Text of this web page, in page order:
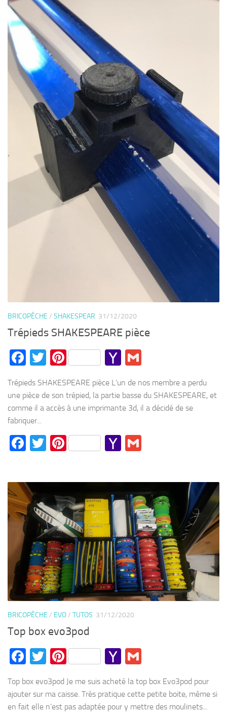
BRICOPÊCHE / SHAKESPEAR 31/12/2020
Trépieds SHAKESPEARE pièce
Facebook
TwitterPinterestYahoo
Trépieds SHAKESPEARE pièce L’un de nos membre a perdu
une pièce de son trépied, la partie basse du SHAKESPEARE, et
comme il a accès à une imprimante 3d, il a décidé de se
fabriquer...
Facebook
TwitterPinterestYahoo
BRICOPÊCHE / EVO/ TUTOS 31/12/2020
Top box evo3pod
Facebook
TwitterPinterestYahoo
Top box evo3pod Je me suis acheté la top box Evo3pod pour
ajouter sur ma caisse. Très pratique cette petite boite, même si
en fait elle n’est pas adaptée pour y mettre des moulinets...